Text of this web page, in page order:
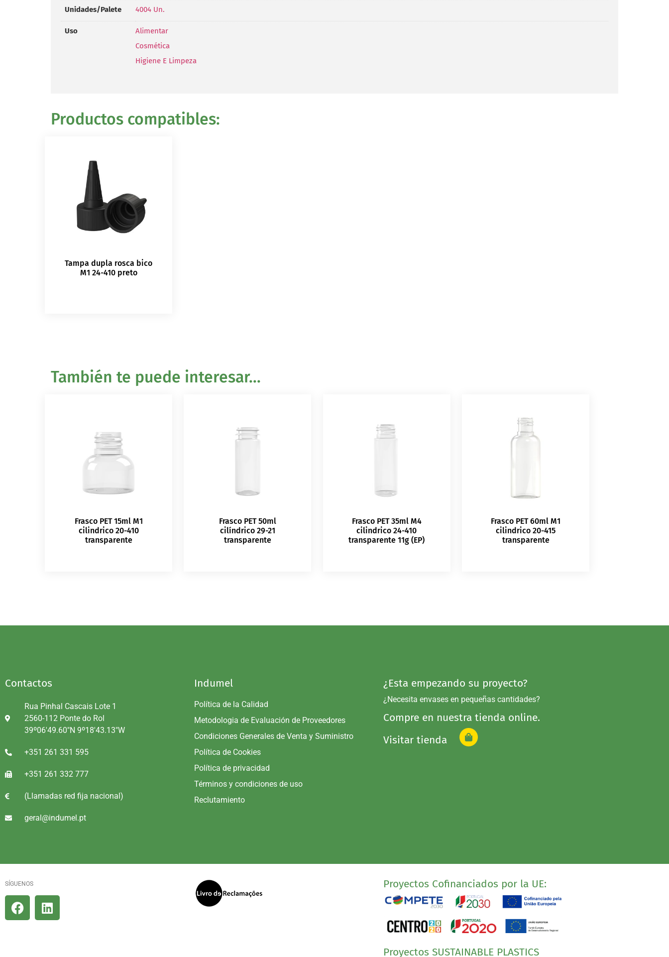
Unidades/Palete 4004 Un.
Uso
Alimentar
Cosmética
Higiene E Limpeza
Productos compatibles:
Tampa dupla rosca bico
M1 24-410 preto
También te puede interesar...
Frasco PET 15ml M1
cilindrico 20-410
transparente
Frasco PET 50ml
cilíndrico 29-21
transparente
Frasco PET 35ml M4
cilindrico 24-410
transparente 11g (EP)
Frasco PET 60ml M1
cilindrico 20-415
transparente
Contactos
Rua Pinhal Cascais Lote 1
2560-112 Ponte do Rol
39º06'49.60"N 9º18'43.13"W
+351 261 331 595
+351 261 332 777
(Llamadas red fija nacional)
geral@indumel.pt
Indumel
Política de la Calidad
Metodologia de Evaluación de Proveedores
Condiciones Generales de Venta y Suministro
Política de Cookies
Política de privacidad
Términos y condiciones de uso
Reclutamiento
¿Esta empezando su proyecto?
¿Necesita envases en pequeñas cantidades?
Compre en nuestra tienda online.
Visitar tienda
SÍGUENOS Proyectos Cofinanciados por la UE:
Proyectos SUSTAINABLE PLASTICS